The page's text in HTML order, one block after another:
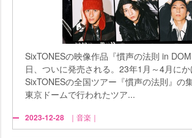
SixTONESの映像作品『慣声の法則 in
日、ついに発売される。23年1月～4月に
SixTONESの全国ツアー『慣声の法則』の
東京ドームで行われたツア...
2023-12-28 ｜音楽｜